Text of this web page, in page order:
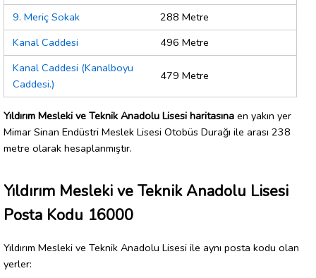
9. Meriç Sokak
288 Metre
Kanal Caddesi
496 Metre
Kanal Caddesi (Kanalboyu
Caddesi.)
479 Metre
Yıldırım Mesleki ve Teknik Anadolu Lisesi haritasına en yakın yer
Mimar Sinan Endüstri Meslek Lisesi Otobüs Durağı ile arası 238
metre olarak hesaplanmıştır.
Yıldırım Mesleki ve Teknik Anadolu Lisesi
Posta Kodu 16000
Yıldırım Mesleki ve Teknik Anadolu Lisesi ile aynı posta kodu olan
yerler: